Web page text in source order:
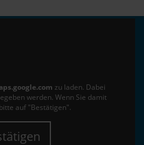
zu laden. Dabei
werden. Wenn Sie damit
auf "Bestätigen".